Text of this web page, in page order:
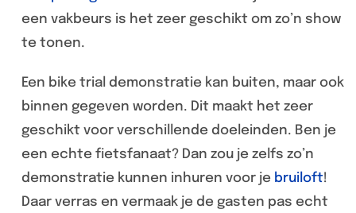
een vakbeurs is het zeer geschikt om zo’n show
te tonen.
Een bike trial demonstratie kan buiten, maar ook
binnen gegeven worden. Dit maakt het zeer
geschikt voor verschillende doeleinden. Ben je
een echte fietsfanaat? Dan zou je zelfs zo’n
demonstratie kunnen inhuren voor je bruiloft!
Daar verras en vermaak je de gasten pas echt